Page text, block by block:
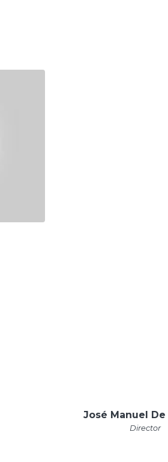
José Manuel
Director